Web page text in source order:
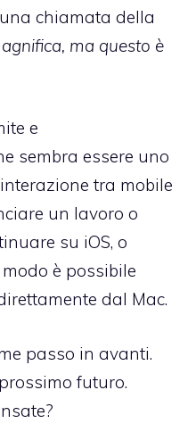
chiamata della
ma questo è
e
sembra essere uno
tra mobile
un lavoro o
su iOS, o
è possibile
dal Mac.
passo in avanti.
futuro.